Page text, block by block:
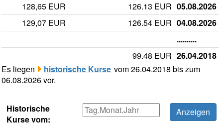
128,65 EUR
126.13 EUR 05.08.2026
129,07 EUR
126.54 EUR 04.08.2026
..........
99.48 EUR 26.04.2018
Es liegen
historische Kurse vom 26.04.2018 bis zum
06.08.2026 vor.
Historische
Kurse vom: